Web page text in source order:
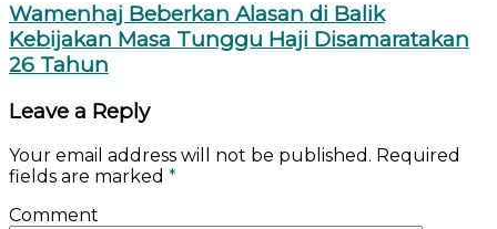
Wamenhaj Beberkan Alasan di Balik
Kebijakan Masa Tunggu Haji Disamaratakan
26 Tahun
Leave a Reply
Your email address will not be published. Required
fields are marked *
Comment